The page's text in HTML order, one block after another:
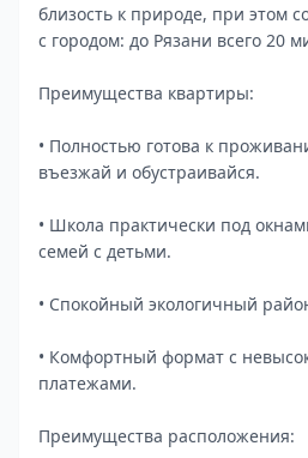
близость к природе, при этом
с городом: до Рязани всего 20
Преимущества квартиры:
• Полностью готова к
въезжай и обустраивайся.
• Школа практически под
семей с детьми.
• Спокойный экологичный
• Комфортный формат с
платежами.
Преимущества расположения: